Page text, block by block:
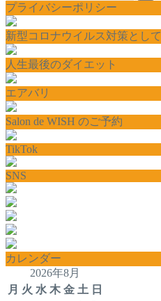
プライバシーポリシー
新型コロナウイルス対策として
人生最後のダイエット
エアバリ
Salon de WISH のご予約
TikTok
SNS
カレンダー
2026年8月
月 火 水 木 金 土 日